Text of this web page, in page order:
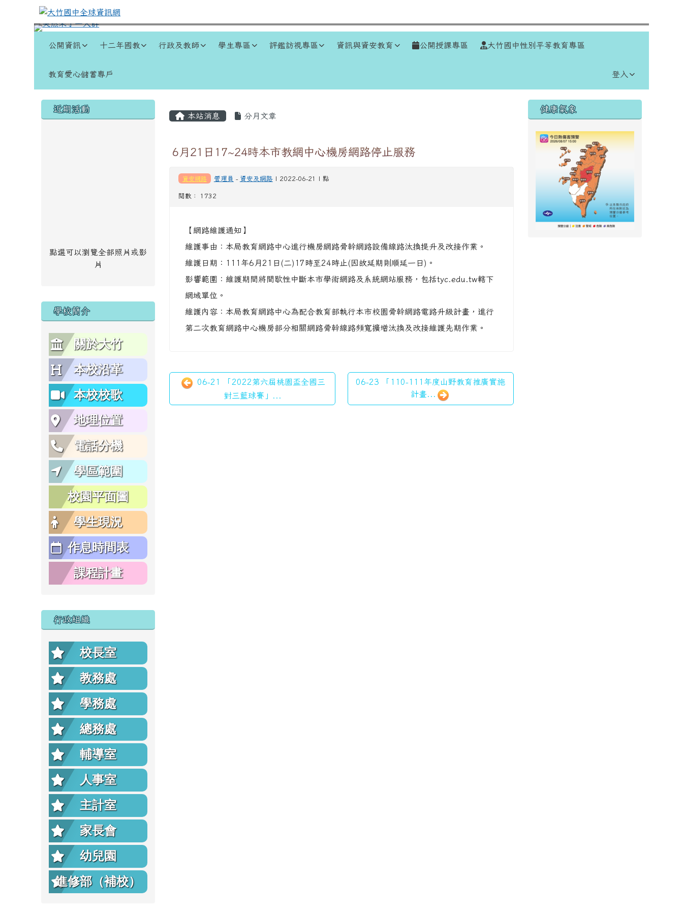
跳至主內容區
大竹國中全球資訊網
公開資訊 十二年國教 行政及教師 學生專區 評鑑訪視專區 資訊與資安教育 公開授課專區 大竹國中性別平等教育專區
教育愛心儲蓄專戶 登入
左邊區域內容
近期活動
點選可以瀏覽全部照片或影
片
學校簡介
關於大竹
本校沿革
本校校歌
地理位置
電話分機
學區範圍
校園平面圖
學生現況
作息時間表
課程計畫
行政組織
校長室
教務處
學務處
總務處
輔導室
人事室
主計室
家長會
幼兒園
進修部（補校）
主內容區域
本站消息 分月文章
6月21日17~24時本市教網中心機房網路停止服務
資安網路 管理員 - 資安及網路| 2022-06-21 | 點
閱數： 1732
【網路維護通知】
維護事由：本局教育網路中心進行機房網路骨幹網路設備線路汰換提升及改接作業。
維護日期：111年6月21日(二)17時至24時止(因故延期則順延一日)。
影響範圍：維護期間將間歇性中斷本市學術網路及系統網站服務，包括tyc.edu.tw轄下
網域單位。
維護內容：本局教育網路中心為配合教育部執行本市校園骨幹網路電路升級計畫，進行
第二次教育網路中心機房部分相關網路骨幹線路頻寬擴增汰換及改接維護先期作業。
06-21 「2022第六屆桃園盃全國三
對三籃球賽」...
06-23 「110-111年度山野教育推廣實施
計畫...
右邊區域內容
健康氣象
頁尾區域